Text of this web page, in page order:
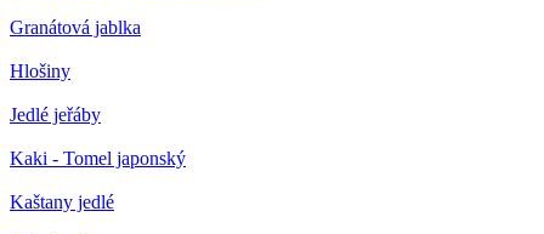
Granátová jablka
Hlošiny
Jedlé jeřáby
Kaki - Tomel japonský
Kaštany jedlé